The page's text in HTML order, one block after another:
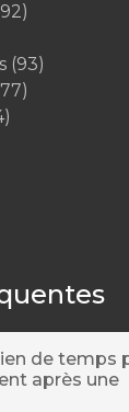
(93)
de temps
après une